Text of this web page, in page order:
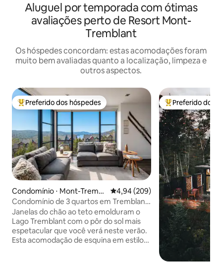
Aluguel por temporada com ótimas
avaliações perto de Resort Mont-
Tremblant
Os hóspedes concordam: estas acomodações foram
muito bem avaliadas quanto a localização, limpeza e
outros aspectos.
Entre os melhores preferidos dos hóspedes
Preferido dos hóspedes
Condomínio ⋅ Mont-Trembl
ant
4,94 de uma avaliação média de
4,94 (209)
Condomínio de 3 quartos em Tremblant
| Vistas para o lago e as montanhas e
banheira de hidromassagem
Janelas do chão ao teto emolduram o
Lago Tremblant com o pôr do sol mais
espetacular que você verá neste verão.
Esta acomodação de esquina em estilo
Entre os
Preferido dos